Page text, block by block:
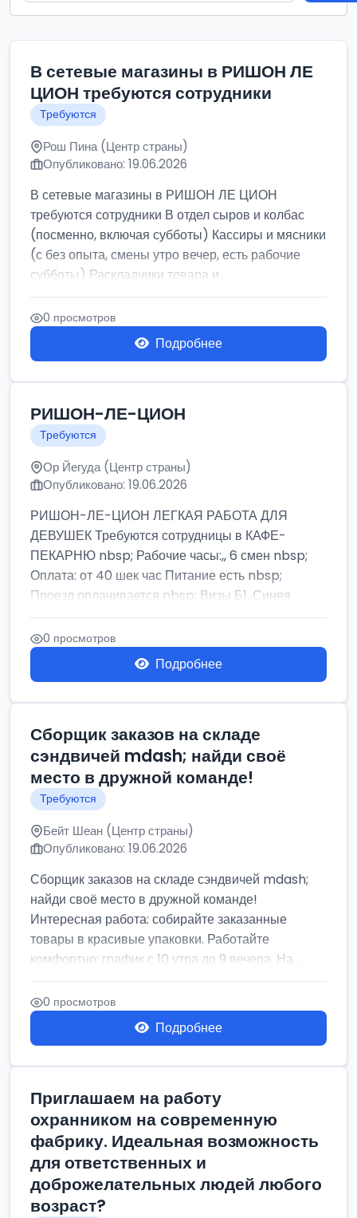
В сетевые магазины в РИШОН ЛЕ
ЦИОН требуются сотрудники
Требуются
Рош Пина (Центр страны)
Опубликовано: 19.06.2026
В сетевые магазины в РИШОН ЛЕ ЦИОН
требуются сотрудники В отдел сыров и колбас
(посменно, включая субботы) Кассиры и мясники
(с без опыта, смены утро вечер, есть рабочие
субботы) Раскладчики товара и ...
0 просмотров
Подробнее
РИШОН-ЛЕ-ЦИОН
Требуются
Ор Йегуда (Центр страны)
Опубликовано: 19.06.2026
РИШОН-ЛЕ-ЦИОН ЛЕГКАЯ РАБОТА ДЛЯ
ДЕВУШЕК Требуются сотрудницы в КАФЕ-
ПЕКАРНЮ nbsp; Рабочие часы:,, 6 смен nbsp;
Оплата: от 40 шек час Питание есть nbsp;
Проезд оплачивается nbsp; Визы Б1, Синяя
бумага,...
0 просмотров
Подробнее
Сборщик заказов на складе
сэндвичей mdash; найди своё
место в дружной команде!
Требуются
Бейт Шеан (Центр страны)
Опубликовано: 19.06.2026
Сборщик заказов на складе сэндвичей mdash;
найди своё место в дружной команде!
Интересная работа: собирайте заказанные
товары в красивые упаковки. Работайте
комфортно: график с 10 утра до 9 вечера. На...
0 просмотров
Подробнее
Приглашаем на работу
охранником на современную
фабрику. Идеальная возможность
для ответственных и
доброжелательных людей любого
возраст?